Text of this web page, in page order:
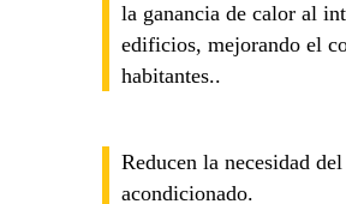
la ganancia de calor al
edificios, mejorando el
habitantes..
Reducen la necesidad
acondicionado.